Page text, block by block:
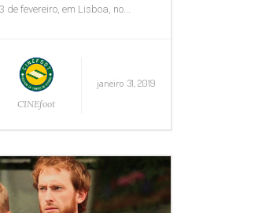
de fevereiro, em Lisboa, no...
CINEfoot
janeiro 31, 2019